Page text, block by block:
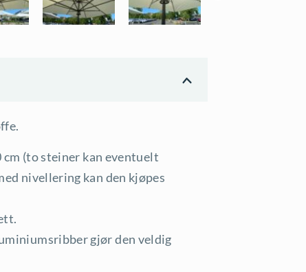
cm (to steiner kan eventuelt
nivellering kan den kjøpes
gjør den veldig